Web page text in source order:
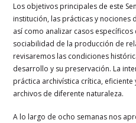
Los objetivos principales de este
institución, las prácticas y nociones
así como analizar casos
sociabilidad de la producción de
revisaremos las condiciones
desarrollo y su preservación. La
práctica archivística crítica,
archivos de diferente naturaleza.
A lo largo de ocho semanas nos